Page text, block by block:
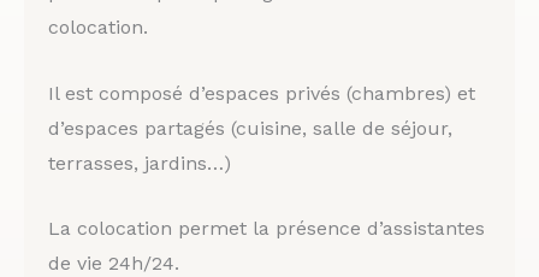
colocation.
Il est composé d’espaces privés (chambres) et
d’espaces partagés (cuisine, salle de séjour,
terrasses, jardins…)
La colocation permet la présence d’assistantes
de vie 24h/24.